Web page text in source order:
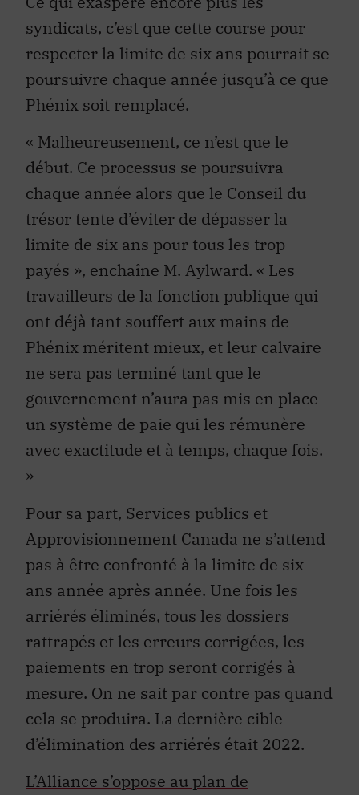
syndicats, c’est que cette course pour
respecter la limite de six ans pourrait se
poursuivre chaque année jusqu’à ce que
Phénix soit remplacé.
« Malheureusement, ce n’est que le
début. Ce processus se poursuivra
chaque année alors que le Conseil du
trésor tente d’éviter de dépasser la
limite de six ans pour tous les trop-
payés », enchaîne M. Aylward. « Les
travailleurs de la fonction publique qui
ont déjà tant souffert aux mains de
Phénix méritent mieux, et leur calvaire
ne sera pas terminé tant que le
gouvernement n’aura pas mis en place
un système de paie qui les rémunère
avec exactitude et à temps, chaque fois.
»
Pour sa part, Services publics et
Approvisionnement Canada ne s’attend
pas à être confronté à la limite de six
ans année après année. Une fois les
arriérés éliminés, tous les dossiers
rattrapés et les erreurs corrigées, les
paiements en trop seront corrigés à
mesure. On ne sait par contre pas quand
cela se produira. La dernière cible
d’élimination des arriérés était 2022.
L’Alliance s’oppose au plan de